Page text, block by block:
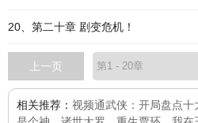
20、第二十章 剧变危机！
上一页
相关推荐： 视频通武侠：开局盘点十